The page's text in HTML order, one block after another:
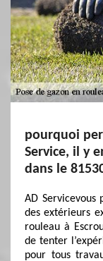
pourquoi
Service, il y
dans le
AD Servicevous
des extérieurs
rouleau à
de tenter
pour tous